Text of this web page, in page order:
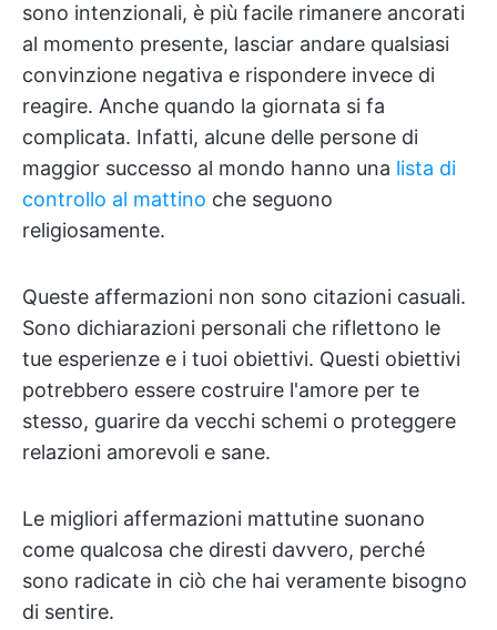
sono intenzionali, è più facile rimanere ancorati
al momento presente, lasciar andare qualsiasi
convinzione negativa e rispondere invece di
reagire. Anche quando la giornata si fa
complicata. Infatti, alcune delle persone di
maggior successo al mondo hanno una lista di
controllo al mattino che seguono
religiosamente.
Queste affermazioni non sono citazioni casuali.
Sono dichiarazioni personali che riflettono le
tue esperienze e i tuoi obiettivi. Questi obiettivi
potrebbero essere costruire l'amore per te
stesso, guarire da vecchi schemi o proteggere
relazioni amorevoli e sane.
Le migliori affermazioni mattutine suonano
come qualcosa che diresti davvero, perché
sono radicate in ciò che hai veramente bisogno
di sentire.